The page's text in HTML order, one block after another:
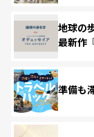
地球の
最新作
準備も